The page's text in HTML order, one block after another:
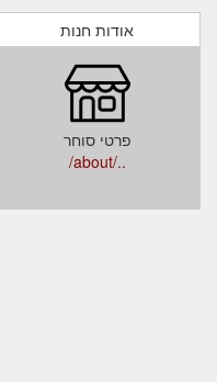
אודות חנות
פרטי סוחר
../about/